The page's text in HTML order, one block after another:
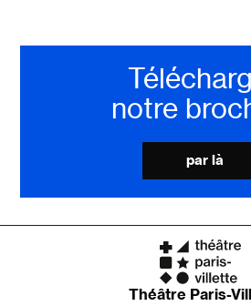
notre
par là
Théâtre Paris-